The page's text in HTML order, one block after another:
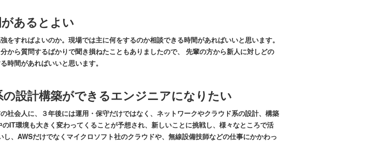
あるとよい
すればよいのか。現場では主に何をするのか相談できる時間があればいいと思います。
から質問するばかりで聞き損ねたこともありましたので、 先輩の方から新人に対しどの
時間があればいいと思います。
設計構築ができるエンジニアになりたい
社会人に、３年後には運用・保守だけではなく、ネットワークやクラウド系の設計、構築
IT環境も大きく変わってくることが予想され、新しいことに挑戦し、様々なところで活
、AWSだけでなくマイクロソフト社のクラウドや、無線設備技師などの仕事にかかわっ